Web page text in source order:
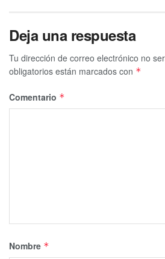
Deja una respuesta
Tu dirección de correo electrónico no
obligatorios están marcados con *
Comentario *
Nombre *